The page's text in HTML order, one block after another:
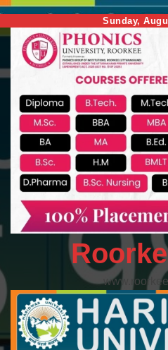
to
content
Sunday,